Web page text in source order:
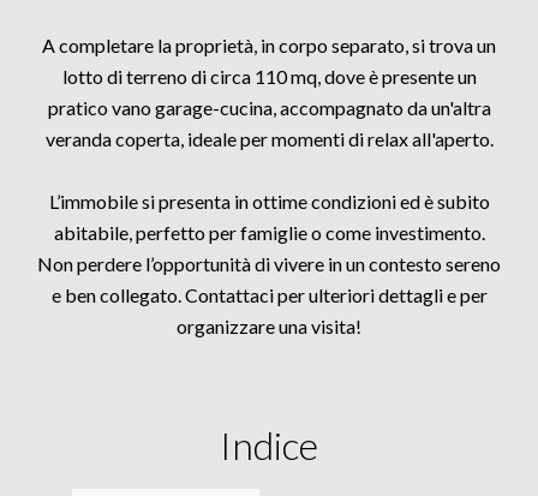
A completare la proprietà, in corpo separato, si trova un
lotto di terreno di circa 110 mq, dove è presente un
pratico vano garage-cucina, accompagnato da un'altra
veranda coperta, ideale per momenti di relax all'aperto.
L’immobile si presenta in ottime condizioni ed è subito
abitabile, perfetto per famiglie o come investimento.
Non perdere l’opportunità di vivere in un contesto sereno
e ben collegato. Contattaci per ulteriori dettagli e per
organizzare una visita!
Indice